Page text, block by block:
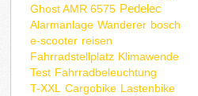
Ghost AMR 6575 Pedelec
Alarmanlage Wanderer bosch
e-scooter reisen
Fahrradstellplatz Klimawende
Test Fahrradbeleuchtung
T-XXL
Cargobike Lastenbike